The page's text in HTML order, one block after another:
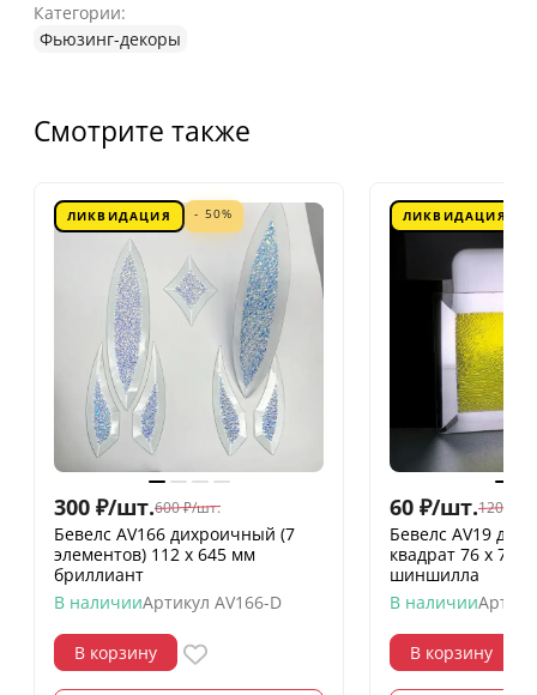
Категории:
Фьюзинг-декоры
Смотрите также
ЛИКВИДАЦИЯ - 50%
300 ₽/шт.600 ₽/шт.
Бевелс AV166 дихроичный (7
элементов) 112 х 645 мм
бриллиант
В наличииАртикул AV166-D
В корзину
ЛИКВИДАЦИЯ
60 ₽/шт.120
Бевелс AV19
квадрат 76 х 76
шиншилла
В наличии
В корзину